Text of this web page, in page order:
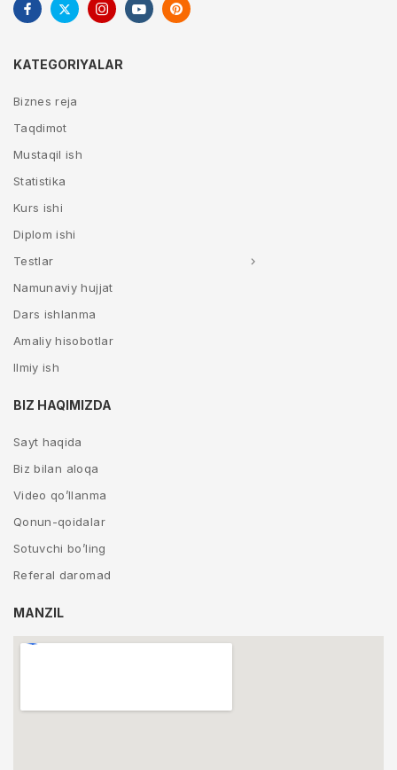
KATEGORIYALAR
Biznes reja
Taqdimot
Mustaqil ish
Statistika
Kurs ishi
Diplom ishi
Testlar
Namunaviy hujjat
Dars ishlanma
Amaliy hisobotlar
Ilmiy ish
BIZ HAQIMIZDA
Sayt haqida
Biz bilan aloqa
Video qo’llanma
Qonun-qoidalar
Sotuvchi bo’ling
Referal daromad
MANZIL